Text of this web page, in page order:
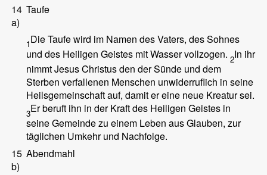
14
a)
Taufe
1Die Taufe wird im Namen des Vaters, des Sohnes
und des Heiligen Geistes mit Wasser vollzogen. 2In ihr
nimmt Jesus Christus den der Sünde und dem
Sterben verfallenen Menschen unwiderruflich in seine
Heilsgemeinschaft auf, damit er eine neue Kreatur sei.
3Er beruft ihn in der Kraft des Heiligen Geistes in
seine Gemeinde zu einem Leben aus Glauben, zur
täglichen Umkehr und Nachfolge.
15
b)
Abendmahl